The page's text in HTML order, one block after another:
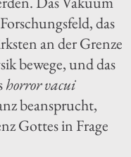
das
an der Grenze
bewege, und das
horror vacui
beansprucht,
Gottes in Frage